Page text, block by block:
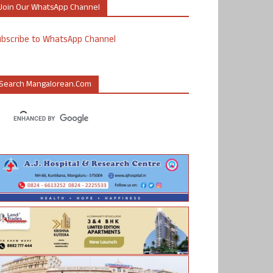
Our WhatsApp Channel
to WhatsApp Channel
Mangalorean.com